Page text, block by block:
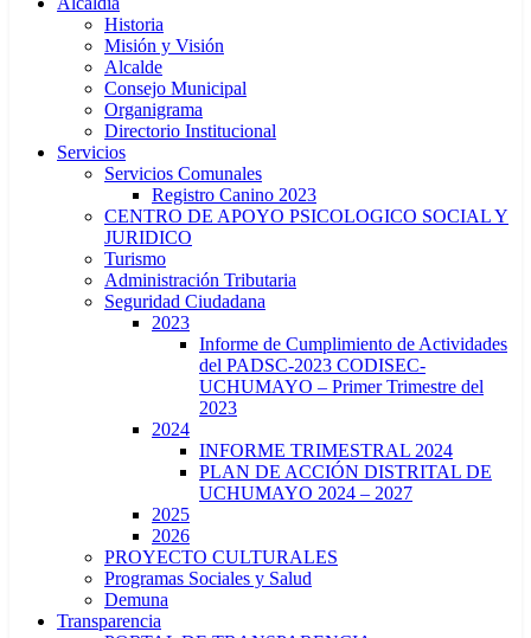
Historia
Misión y Visión
Alcalde
Consejo Municipal
Organigrama
Directorio Institucional
Servicios
Servicios Comunales
Registro Canino 2023
CENTRO DE APOYO PSICOLOGICO SOCIAL Y
JURIDICO
Turismo
Administración Tributaria
Seguridad Ciudadana
2023
Informe de Cumplimiento de Actividades
del PADSC-2023 CODISEC-
UCHUMAYO – Primer Trimestre del
2023
2024
INFORME TRIMESTRAL 2024
PLAN DE ACCIÓN DISTRITAL DE
UCHUMAYO 2024 – 2027
2025
2026
PROYECTO CULTURALES
Programas Sociales y Salud
Demuna
Transparencia